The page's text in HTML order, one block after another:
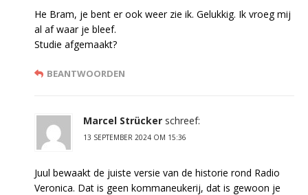
He Bram, je bent er ook weer zie ik. Gelukkig. Ik vroeg mij
al af waar je bleef.
Studie afgemaakt?
BEANTWOORDEN
Marcel Strücker schreef:
13 SEPTEMBER 2024 OM 15:36
Juul bewaakt de juiste versie van de historie rond Radio
Veronica. Dat is geen kommaneukerij, dat is gewoon je